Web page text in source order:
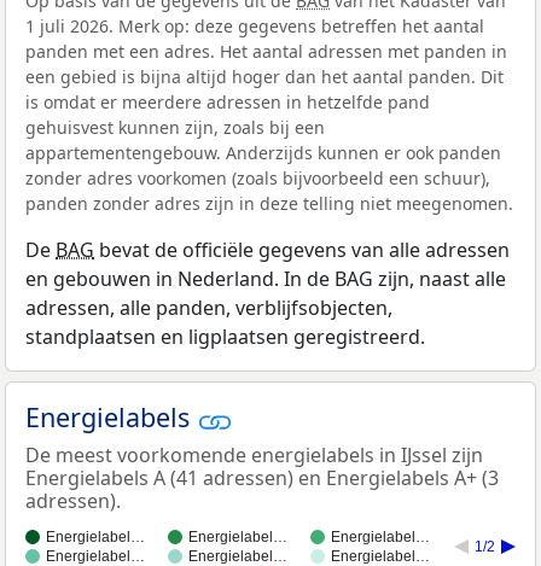
1 juli 2026. Merk op: deze gegevens betreffen het aantal
panden met een adres. Het aantal adressen met panden in
een gebied is bijna altijd hoger dan het aantal panden. Dit
is omdat er meerdere adressen in hetzelfde pand
gehuisvest kunnen zijn, zoals bij een
appartementengebouw. Anderzijds kunnen er ook panden
zonder adres voorkomen (zoals bijvoorbeeld een schuur),
panden zonder adres zijn in deze telling niet meegenomen.
De BAG bevat de officiële gegevens van alle adressen
en gebouwen in Nederland. In de BAG zijn, naast alle
adressen, alle panden, verblijfsobjecten,
standplaatsen en ligplaatsen geregistreerd.
Energielabels
De meest voorkomende energielabels in IJssel zijn
Energielabels A (41 adressen) en Energielabels A+ (3
adressen).
Energielabel… Energielabel…
Energielabel…
Energielabel…
Energielabel… Energielabel…
1/2